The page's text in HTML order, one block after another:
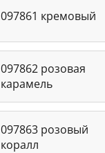
097861 кремовый
097862 розовая
карамель
097863 розовый
коралл